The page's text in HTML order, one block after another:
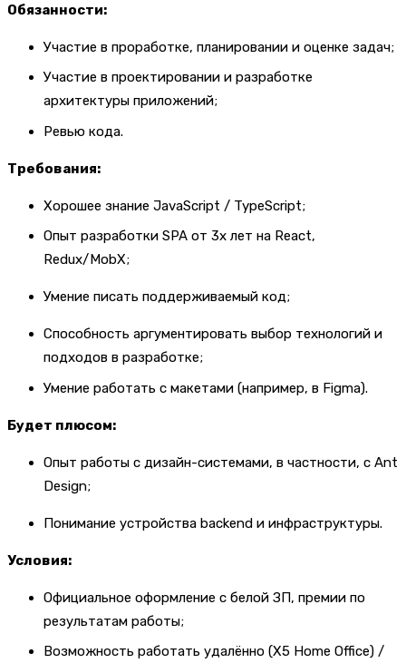
Обязанности:
Участие в проработке, планировании и оценке задач;
Участие в проектировании и разработке
архитектуры приложений;
Ревью кода.
Требования:
Хорошее знание JavaScript / TypeScript;
Опыт разработки SPA от 3х лет на React,
Redux/MobX;
Умение писать поддерживаемый код;
Способность аргументировать выбор технологий и
подходов в разработке;
Умение работать с макетами (например, в Figma).
Будет плюсом:
Опыт работы с дизайн-системами, в частности, с Ant
Design;
Понимание устройства backend и инфраструктуры.
Условия:
Официальное оформление с белой ЗП, премии по
результатам работы;
Возможность работать удалённо (X5 Home Office) /